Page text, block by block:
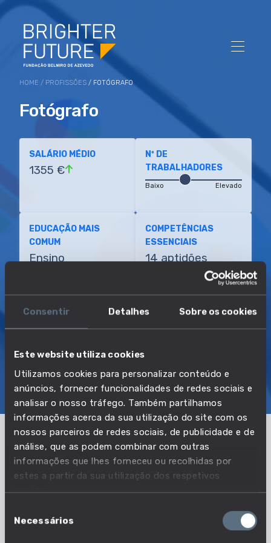
Consentir Detalhes Sobre os cookies
Este website utiliza cookies
Utilizamos cookies para personalizar conteúdo e
anúncios, fornecer funcionalidades de redes sociais e
analisar o nosso tráfego. Também partilhamos
informações acerca da sua utilização do site com os
nossos parceiros de redes sociais, de publicidade e de
análise, que as podem combinar com outras
informações que lhes forneceu ou recolhidas por
estes a partir da sua utilização dos respetivos
serviços.
deNecessários
HOME / PROFISSÕES / FOTÓGRAFO
Fotógrafo
SALÁRIO MÉDIO
1355 €
Nº DE
TRABALHADORES
Baixo Elevado
EDUCAÇÃO MAIS
COMUM
Ensino
COMPETÊNCIAS
ESSENCIAIS
14 aptidões
TRANSIÇÃO MAIS DIRETA
Fotojornalista
SOBREEMPREGO E SALÁRIO
EDUCAÇÃO E COMPETÊNCIASTRANSIÇÕES
Pertencente à profissão:
Técnicos de nível intermédio das
atividades culturais e artísticas
VER PROFISSÃO